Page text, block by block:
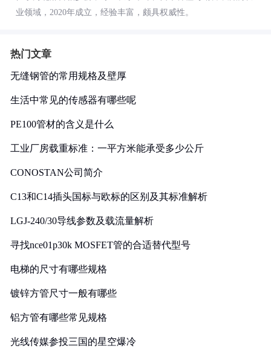
业领域，2020年成立，经验丰富，颇具权威性。
热门文章
无缝钢管的常用规格及壁厚
生活中常见的传感器有哪些呢
PE100管材的含义是什么
工业厂房载重标准：一平方米能承受多少公斤
CONOSTAN公司简介
C13和C14插头国标与欧标的区别及其标准解析
LGJ-240/30导线参数及载流量解析
寻找nce01p30k MOSFET管的合适替代型号
电梯的尺寸有哪些规格
镀锌方管尺寸一般有哪些
铝方管有哪些常见规格
光线传媒参投三国的星空爆冷